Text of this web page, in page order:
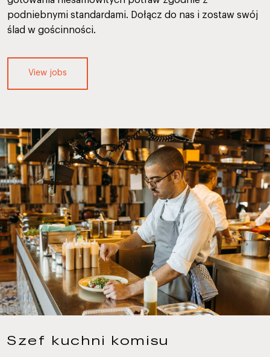
podniebnymi standardami. Dołącz do nas i zostaw swój
ślad w gościnności.
View jobs
Szef kuchni komisu